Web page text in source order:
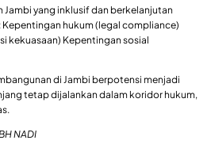
yang inklusif dan berkelanjutan
hukum (legal compliance)
kekuasaan) Kepentingan sosial
di Jambi berpotensi menjadi
tetap dijalankan dalam koridor hukum,
NADI